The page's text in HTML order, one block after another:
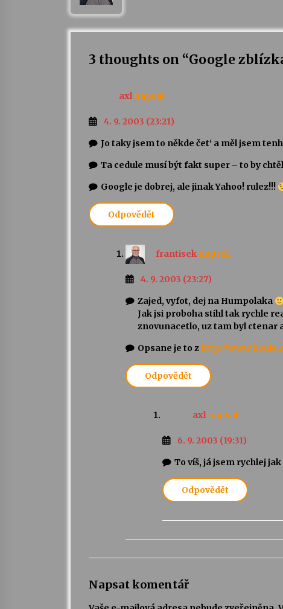
3 thoughts on “Google
axl napsal:
4. 9. 2003 (23:21)
Jo taky jsem to někde čet‘ a měl jsem
Ta cedule musí být fakt super – to by
Google je dobrej, ale jinak Yahoo! rulez!!!
Odpovědět
frantisek napsal:
4. 9. 2003 (23:27)
Zajed, vyfot, dej na Humpolaka
Jak jsi proboha stihl tak rychle
znovunacetlo, uz tam byl ctenar
Opsane je to zhttp://
Odpovědět
axl napsal:
6. 9. 2003 (19:31)
To víš, já jsem rychlej
Odpovědět
Napsat komentář